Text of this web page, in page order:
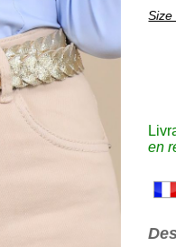
Size
en